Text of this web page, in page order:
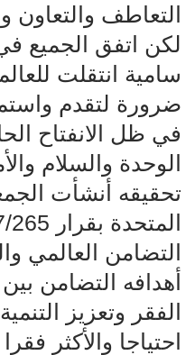
التعاطف والتعاون
لكن اتفق الجميع في
سامية انتقلت
ضرورة لتقدم
في ظل الانفتاح
الوحدة والسلام
تحقيقه أنشأت
التضامن العالمي
أهدافه التضامن
الفقر وتعزيز
احتياجا والأكثر